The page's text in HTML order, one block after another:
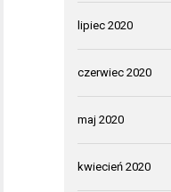
lipiec 2020
czerwiec 2020
maj 2020
kwiecień 2020